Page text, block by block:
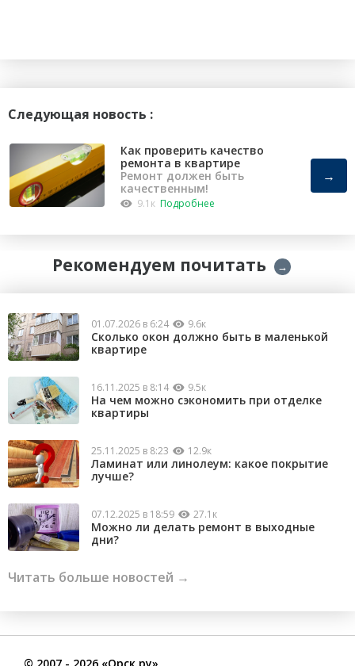
Следующая новость :
Как проверить качество
ремонта в квартире
Ремонт должен быть
качественным!
9.1к Подробнее
→
Рекомендуем почитать →
01.07.2026 в 6:24 9.6к
Сколько окон должно быть в маленькой
квартире
16.11.2025 в 8:14 9.5к
На чем можно сэкономить при отделке
квартиры
25.11.2025 в 8:23 12.9к
Ламинат или линолеум: какое покрытие
лучше?
07.12.2025 в 18:59 27.1к
Можно ли делать ремонт в выходные
дни?
Читать больше новостей →